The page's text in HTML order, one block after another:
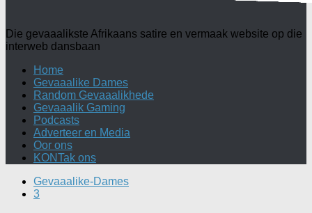
Die gevaaalikste Afrikaans satire en vermaak website op die
interweb dansbaan
Home
Gevaaalike Dames
Random Gevaaalikhede
Gevaaalik Gaming
Podcasts
Adverteer en Media
Oor ons
KONTak ons
Gevaaalike-Dames
3